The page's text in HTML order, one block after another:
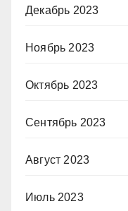
Декабрь 2023
Ноябрь 2023
Октябрь 2023
Сентябрь 2023
Август 2023
Июль 2023